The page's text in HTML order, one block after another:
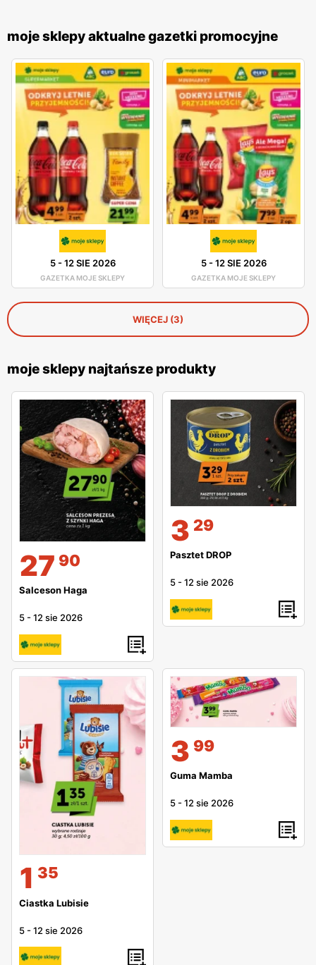
moje sklepy aktualne gazetki promocyjne
5-12 SIE 2026
GAZETKA MOJE SKLEPY
5-12 SIE 2026
GAZETKA MOJE SKLEPY
WIĘCEJ (3)
moje sklepy najtańsze produkty
27 90
Salceson Haga
5 -12 sie 2026
3 29
Pasztet DROP
5 -12 sie 2026
1 35
Ciastka Lubisie
5 -12 sie 2026
3 99
Guma Mamba
5 -12 sie 2026